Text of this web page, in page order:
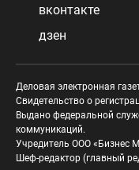
вконтакте
дзен
Деловая электронная
Свидетельство о
Выдано федеральной
коммуникаций.
Учредитель ООО «Бизнес
Шеф-редактор (главный